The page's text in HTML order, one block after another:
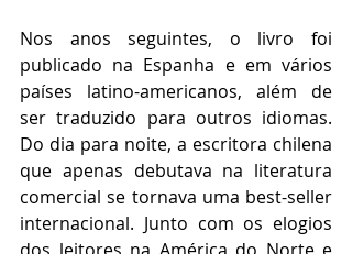
Nos anos seguintes, o livro foi
publicado na Espanha e em vários
países latino-americanos, além de
ser traduzido para outros idiomas.
Do dia para noite, a escritora chilena
que apenas debutava na literatura
comercial se tornava uma best-seller
internacional. Junto com os elogios